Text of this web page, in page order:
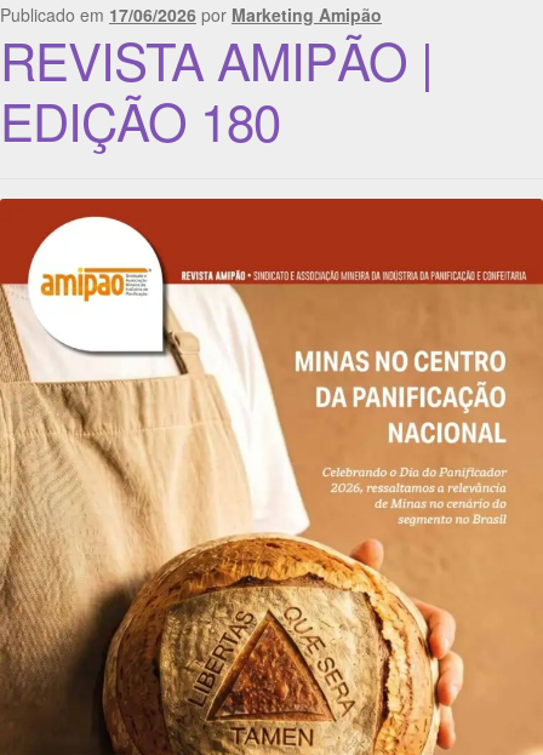
Publicado em 17/06/2026 por Marketing Amipão
REVISTA AMIPÃO |
EDIÇÃO 180